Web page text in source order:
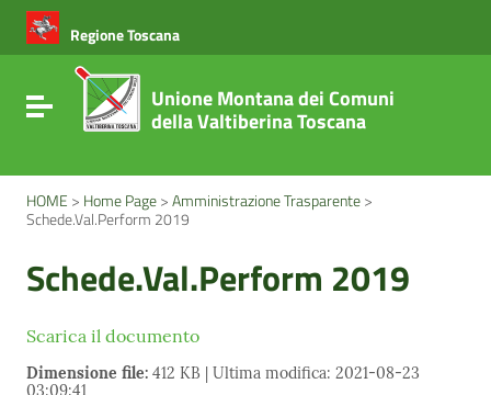
Vai ai contenuti
Vai al menu di navigazione
Vai al footer
Regione Toscana
Attiva / disattiva la navigazione
Unione Montana dei Comuni
della Valtiberina Toscana
HOME > Home Page>Amministrazione Trasparente>
Schede.Val.Perform 2019
Schede.Val.Perform 2019
Scarica il documento
Dimensione file: 412 KB | Ultima modifica: 2021-08-23
03:09:41